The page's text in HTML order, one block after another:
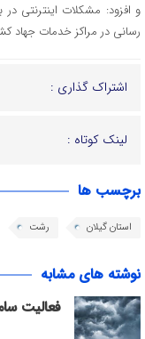
و افزود: مشکلات اینترنتی
رسانی در مراکز خدمات جهاد
اشتراک گذاری :
لینک کوتاه :
برچسب ها
استان گیلان رشت
نوشته های مشابه
فعالیت